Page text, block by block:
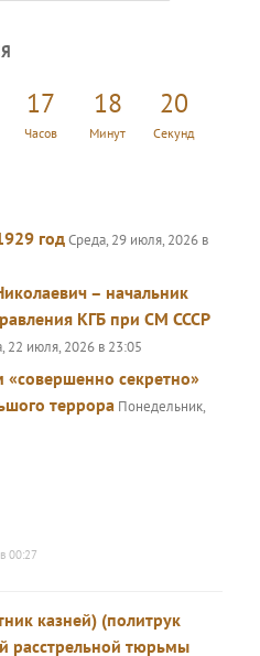
17
Часов
18
Минут
21
Секунд
годСреда, 29 июля, 2026 в
– начальник
КГБ при СМ СССР
22 июля, 2026 в 23:05
секретно»
террора Понедельник,
00:27
казней) (политрук
расстрельной тюрьмы